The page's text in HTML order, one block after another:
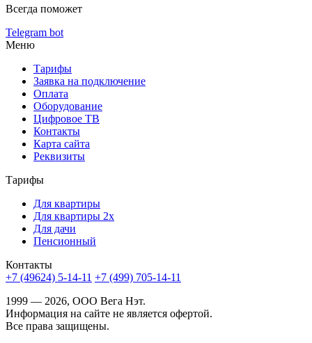
Всегда поможет
Telegram bot
Меню
Тарифы
Заявка на подключение
Оплата
Оборудование
Цифровое ТВ
Контакты
Карта сайта
Реквизиты
Тарифы
Для квартиры
Для квартиры 2х
Для дачи
Пенсионный
Контакты
+7 (49624) 5-14-11 +7 (499) 705-14-11
1999 — 2026, ООО Вега Нэт.
Информация на сайте не является офертой.
Все права защищены.